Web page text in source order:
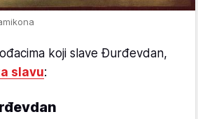
koji slave Đurđevdan,
slavu: